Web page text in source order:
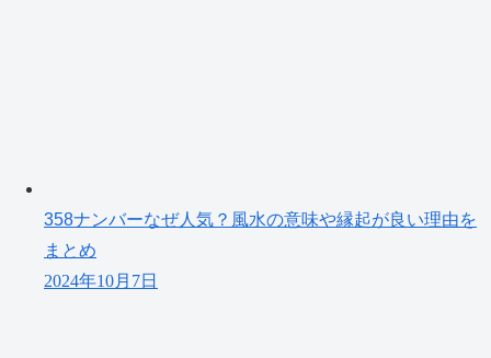
358ナンバーなぜ人気？風水の意味や縁起が良い理由を
まとめ
2024年10月7日